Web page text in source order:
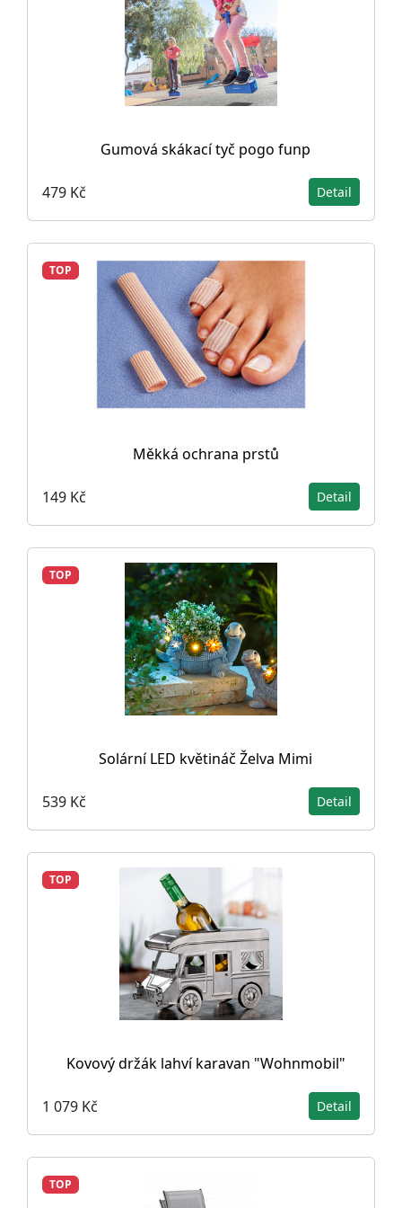
Gumová skákací tyč pogo funp
479 Kč Detail
TOP
Měkká ochrana prstů
149 Kč Detail
TOP
Solární LED květináč Želva Mimi
539 Kč Detail
TOP
Kovový držák lahví karavan "Wohnmobil"
1 079 Kč Detail
TOP